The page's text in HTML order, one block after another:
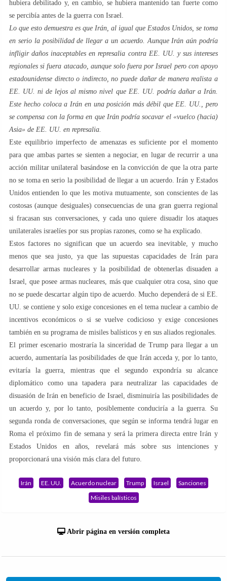
hubiera debilitado y, en cambio, se hubiera mantenido tan fuerte como
se percibía antes de la guerra con Israel.
Lo que esto demuestra es que Irán, al igual que Estados Unidos, se toma
en serio la posibilidad de llegar a un acuerdo. Aunque Irán aún podría
infligir daños inaceptables en represalia contra EE. UU. y sus intereses
regionales si fuera atacado, aunque solo fuera por Israel pero con apoyo
estadounidense directo o indirecto, no puede dañar de manera realista a
EE. UU. ni de lejos al mismo nivel que EE. UU. podría dañar a Irán.
Este hecho coloca a Irán en una posición más débil que EE. UU., pero
se compensa con la forma en que Irán podría socavar el «vuelco (hacia)
Asia» de EE. UU. en represalia.
Este equilibrio imperfecto de amenazas es suficiente por el momento
para que ambas partes se sienten a negociar, en lugar de recurrir a una
acción militar unilateral basándose en la convicción de que la otra parte
no se toma en serio la posibilidad de llegar a un acuerdo. Irán y Estados
Unidos entienden lo que les motiva mutuamente, son conscientes de las
costosas (aunque desiguales) consecuencias de una gran guerra regional
si fracasan sus conversaciones, y cada uno quiere disuadir los ataques
unilaterales israelíes por sus propias razones, como se ha explicado.
Estos factores no significan que un acuerdo sea inevitable, y mucho
menos que sea justo, ya que las supuestas capacidades de Irán para
desarrollar armas nucleares y la posibilidad de obtenerlas disuaden a
Israel, que posee armas nucleares, más que cualquier otra cosa, sino que
no se puede descartar algún tipo de acuerdo. Mucho dependerá de si EE.
UU. se contiene y solo exige concesiones en el tema nuclear a cambio de
incentivos económicos o si se vuelve codicioso y exige concesiones
también en su programa de misiles balísticos y en sus aliados regionales.
El primer escenario mostraría la sinceridad de Trump para llegar a un
acuerdo, aumentaría las posibilidades de que Irán acceda y, por lo tanto,
evitaría la guerra, mientras que el segundo expondría su alcance
diplomático como una tapadera para neutralizar las capacidades de
disuasión de Irán en beneficio de Israel, disminuiría las posibilidades de
un acuerdo y, por lo tanto, posiblemente conduciría a la guerra. Su
segunda ronda de conversaciones, que según se informa tendrá lugar en
Roma el próximo fin de semana y será la primera directa entre Irán y
Estados Unidos en años, revelará más sobre sus intenciones y
proporcionará una visión más clara del futuro.
Irán EE. UU. Acuerdo nuclear Trump Israel
Sanciones
Misiles balísticos
Abrir página en versión completa